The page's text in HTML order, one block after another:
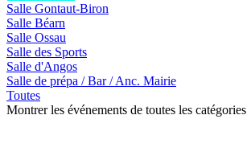
Salle Gontaut-Biron
Salle Béarn
Salle Ossau
Salle des Sports
Salle d'Angos
Salle de prépa / Bar / Anc. Mairie
Toutes
Montrer les événements de toutes les catégories